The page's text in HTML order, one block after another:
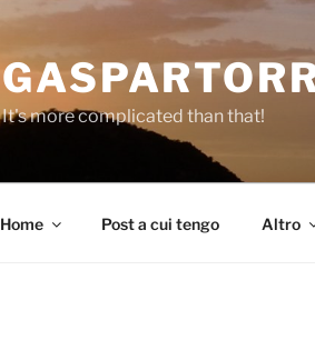
It's more complicated than that!
Home Post a cui tengo Altro